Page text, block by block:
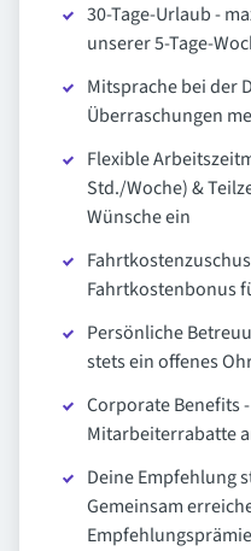
30-Tage-Urlaub -
unserer 5-Tage-
Mitsprache bei der
Überraschungen
Flexible
Std./Woche) &
Wünsche ein
Fahrtkostenbonus
Persönliche
stets ein offenes
Corporate Benefits
Mitarbeiterrabatte
Deine Empfehlung
Gemeinsam